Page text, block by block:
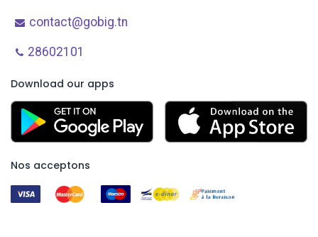
contact@gobig.tn
28602101
Download our apps
Nos acceptons